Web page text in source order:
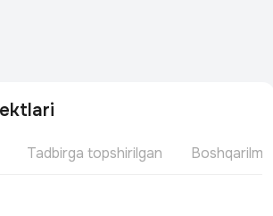
Tadbirga topshirilgan